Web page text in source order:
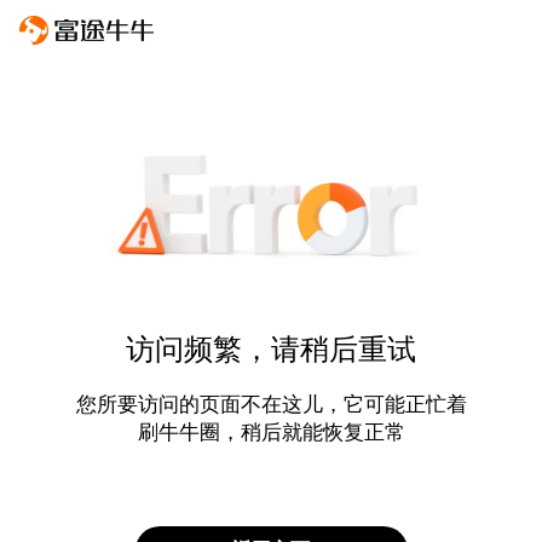
访问频繁，请稍后重试
您所要访问的页面不在这儿，它可能正忙着
刷牛牛圈，稍后就能恢复正常